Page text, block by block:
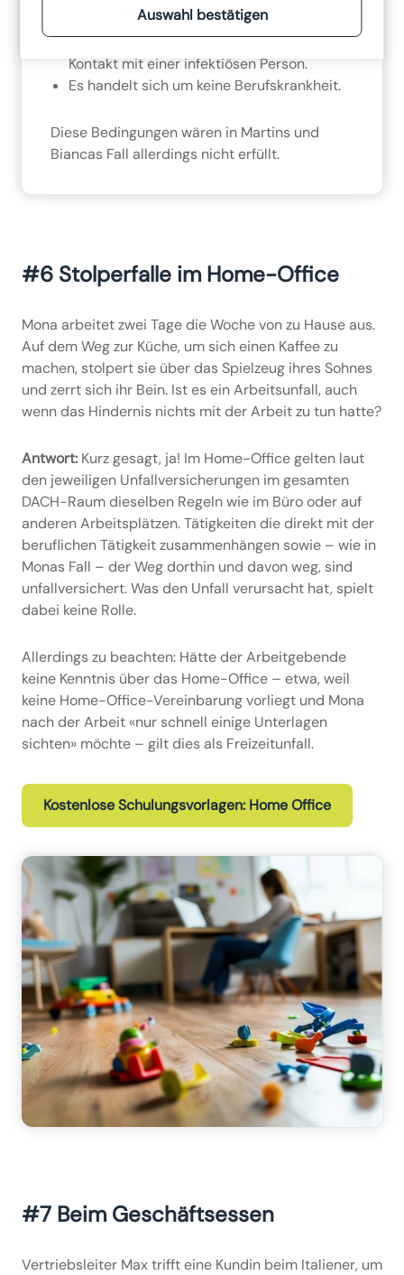
der beruflichen Ausübung angesteckt.
Die betroffene Person hatte intensiven
Kontakt mit einer infektiösen Person.
Es handelt sich um keine Berufskrankheit.
Diese Bedingungen wären in Martins und
Biancas Fall allerdings nicht erfüllt.
#6 Stolperfalle im Home-Office
Mona arbeitet zwei Tage die Woche von zu Hause aus.
Auf dem Weg zur Küche, um sich einen Kaffee zu
machen, stolpert sie über das Spielzeug ihres Sohnes
und zerrt sich ihr Bein. Ist es ein Arbeitsunfall, auch
wenn das Hindernis nichts mit der Arbeit zu tun hatte?
Antwort: Kurz gesagt, ja! Im Home-Office gelten laut
den jeweiligen Unfallversicherungen im gesamten
DACH-Raum dieselben Regeln wie im Büro oder auf
anderen Arbeitsplätzen. Tätigkeiten die direkt mit der
beruflichen Tätigkeit zusammenhängen sowie – wie in
Monas Fall – der Weg dorthin und davon weg, sind
unfallversichert. Was den Unfall verursacht hat, spielt
dabei keine Rolle.
Allerdings zu beachten: Hätte der Arbeitgebende
keine Kenntnis über das Home-Office – etwa, weil
keine Home-Office-Vereinbarung vorliegt und Mona
nach der Arbeit «nur schnell einige Unterlagen
sichten» möchte – gilt dies als Freizeitunfall.
Kostenlose Schulungsvorlagen: Home Office
#7 Beim Geschäftsessen
Vertriebsleiter Max trifft eine Kundin beim Italiener, um
Bevorzugt verwenden wir dafür Tools, die keine
Daten ausserhalb der Europäischen Union
senden.
Auswahl bestätigen